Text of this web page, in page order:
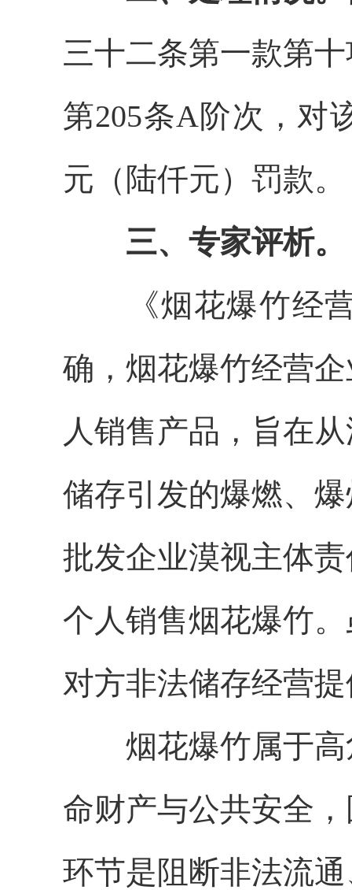
三十二条第一款第
第205条A阶次，对
元（陆仟元）罚款。
三、专家评析。
《烟花爆竹经营
确，烟花爆竹经营
人销售产品，旨在
储存引发的爆燃、
批发企业漠视主体
个人销售烟花爆竹
对方非法储存经营
烟花爆竹属于高
命财产与公共安全
环节是阻断非法流